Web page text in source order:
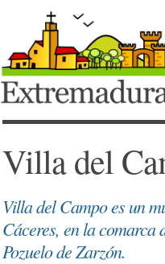
Villa del
Villa del Campo es un
Cáceres, en la comarca
Pozuelo de Zarzón.